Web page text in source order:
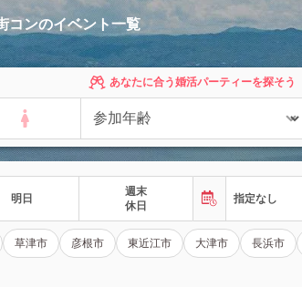
コンのイベント一覧
あなたに合う婚活パーティーを探そう
明日
週末
休日
指定なし
草津市 彦根市 東近江市 大津市 長浜市